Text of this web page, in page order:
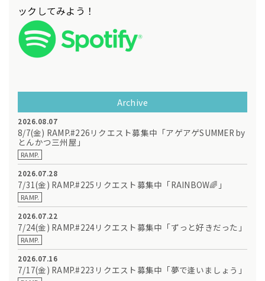
ックしてみよう！
Archive
2026.08.07
8/7(金) RAMP.#226リクエスト募集中「アゲアゲSUMMER by
とんかつ三州屋」
RAMP.
2026.07.28
7/31(金) RAMP.#225リクエスト募集中「RAINBOW🌈」
RAMP.
2026.07.22
7/24(金) RAMP.#224リクエスト募集中「ずっと好きだった」
RAMP.
2026.07.16
7/17(金) RAMP.#223リクエスト募集中「夢で逢いましょう」